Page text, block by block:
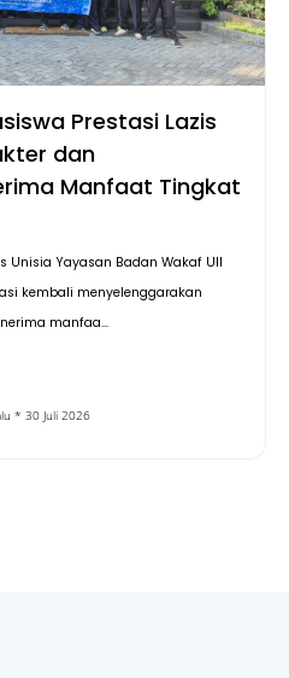
Prestasi Lazis
dan
Manfaat Tingkat
Unisia Yayasan Badan Wakaf UII
kembali menyelenggarakan
manfaa...
* 30 Juli 2026